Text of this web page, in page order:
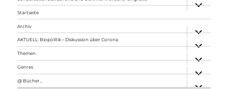
anzeigen
Startseite
Archiv
anzeigen
AKTUELL: Biopolitik – Diskussion über Corona
anzeigen
Themen
anzeigen
Genres
anzeigen
@ Bücher…